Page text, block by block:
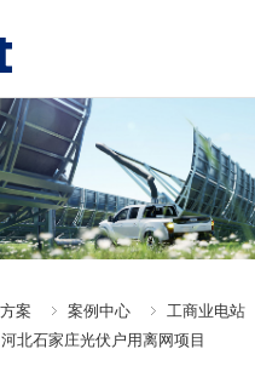
案 案例中心
工商业电站
北石家庄光伏户用离网项目